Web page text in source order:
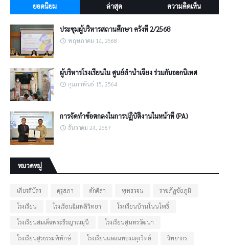
ยอดนิยม ล่าสุด ความคิดเห็น
ประชุมผู้บริหารสถานศึกษา ครั้งที่ 2/2568
พฤษภาคม 14, 2568
ผู้บริหารโรงเรียนใน ศูนย์ลำน้ำเจียง ร่วมกันออกนิเทศ
กุมภาพันธ์ 15, 2564
การจัดทำข้อตกลงในการปฏิบัติงานในหน้าที่ (PA)
ธันวาคม 24, 2567
หมวดหมู่
เกียรติบัตร คุรุสภา ตักศิลา พุทธวจน ราชภัฏชัยภูมิ
โรงเรียน โรงเรียนฉิมพลีวิทยา โรงเรียนบ้านโนนโพธิ์
โรงเรียนสมเด็จพระธีรญาณมุนี โรงเรียนสุนทรวัฒนา
โรงเรียนสุรธรรมพิทักษ์ โรงเรียนแหลมทองผดุงวิทย์ วิทยากร